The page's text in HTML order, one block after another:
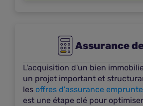
Lefevre Claude - Agent
Assurance
L'acquisition d'un bien
un projet important et
les offres d'assurance
est une étape clé pour